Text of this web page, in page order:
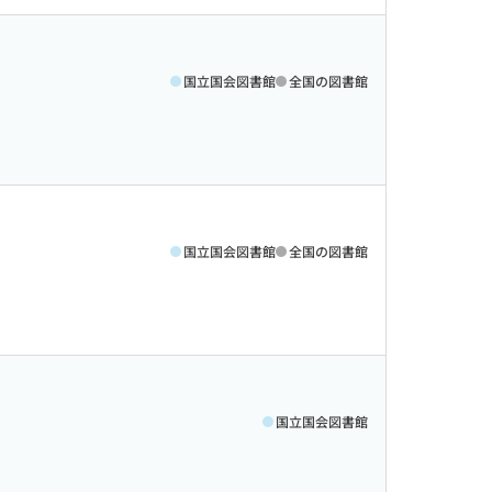
国立国会図書館 全国の図書館
国立国会図書館 全国の図書館
国立国会図書館